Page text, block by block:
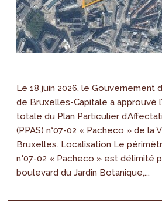
Le 18 juin 2026, le Gouvernement
de Bruxelles-Capitale a approuvé
totale du Plan Particulier
(PPAS) n°07-02 « Pacheco » de la
Bruxelles. Localisation Le
n°07-02 « Pacheco » est délimité
boulevard du Jardin Botanique,...